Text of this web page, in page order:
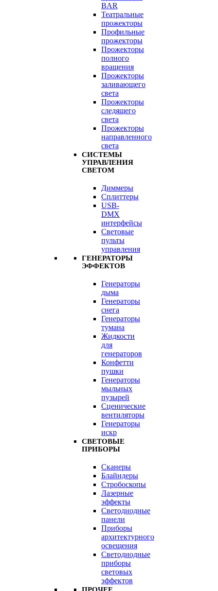
BAR
Театральные
прожекторы
Профильные
прожекторы
Прожекторы
полного
вращения
Прожекторы
заливающего
света
Прожекторы
следящего
света
Прожекторы
направленного
света
СИСТЕМЫ
УПРАВЛЕНИЯ
СВЕТОМ
Диммеры
Сплиттеры
USB-
DMX
интерфейсы
Световые
пульты
управления
ГЕНЕРАТОРЫ
ЭФФЕКТОВ
Генераторы
дыма
Генераторы
снега
Генераторы
тумана
Жидкости
для
генераторов
Конфетти
пушки
Генераторы
мыльных
пузырей
Сценические
вентиляторы
Генераторы
искр
СВЕТОВЫЕ
ПРИБОРЫ
Сканеры
Блайндеры
Стробоскопы
Лазерные
эффекты
Светодиодные
панели
Приборы
архитектурного
освещения
Светодиодные
приборы
световых
эффектов